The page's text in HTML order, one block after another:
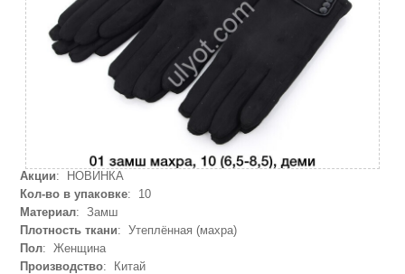
Акции: НОВИНКА
Кол-во в упаковке: 10
Материал: Замш
Плотность ткани: Утеплённая (махра)
Пол: Женщина
Производство: Китай